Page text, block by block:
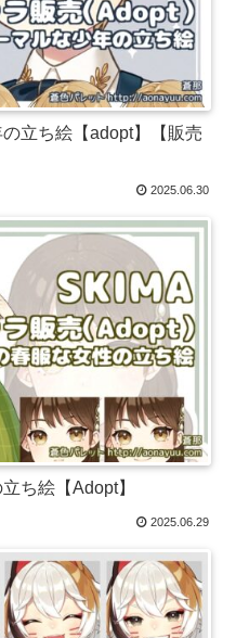
立ち絵【adopt】【販売
2025.06.30
ち絵【Adopt】
2025.06.29